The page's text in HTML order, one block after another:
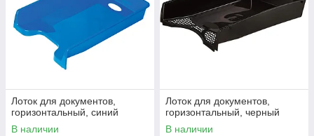
Лоток для документов,
горизонтальный, синий
В наличии
Лоток для документов,
горизонтальный, черный
В наличии